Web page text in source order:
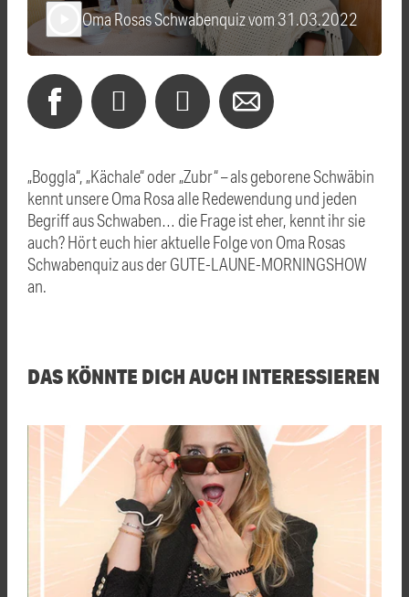
Oma Rosas Schwabenquiz vom 31.03.2022
„Boggla“, „Kächale“ oder „Zubr“ – als geborene Schwäbin
kennt unsere Oma Rosa alle Redewendung und jeden
Begriff aus Schwaben… die Frage ist eher, kennt ihr sie
auch? Hört euch hier aktuelle Folge von Oma Rosas
Schwabenquiz aus der GUTE-LAUNE-MORNINGSHOW
an.
DAS KÖNNTE DICH AUCH INTERESSIEREN